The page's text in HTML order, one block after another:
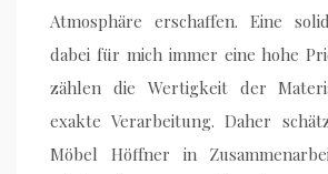
Atmosphäre erschaffen. Eine
dabei für mich immer eine hohe
zählen die Wertigkeit der
exakte Verarbeitung. Daher
Möbel Höffner in